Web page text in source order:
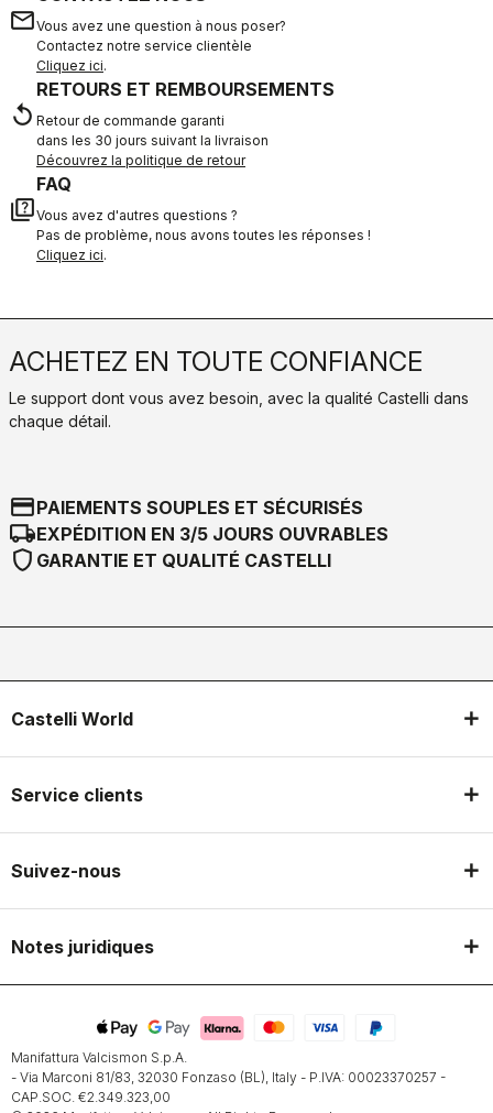
emailVous avez une question à nous poser?
Contactez notre service clientèle
Cliquez ici.
replay
RETOURS ET REMBOURSEMENTS
Retour de commande garanti
dans les 30 jours suivant la livraison
Découvrez la politique de retour
quiz
FAQ
Vous avez d'autres questions ?
Pas de problème, nous avons toutes les réponses !
Cliquez ici.
ACHETEZ EN TOUTE CONFIANCE
Le support dont vous avez besoin, avec la qualité Castelli dans
chaque détail.
credit_cardPAIEMENTS SOUPLES ET SÉCURISÉS
local_shippingEXPÉDITION EN 3/5 JOURS OUVRABLES
shield GARANTIE ET QUALITÉ CASTELLI
Castelli World
Service clients
Suivez-nous
Notes juridiques
Manifattura Valcismon S.p.A.
- Via Marconi 81/83, 32030 Fonzaso (BL), Italy - P.IVA: 00023370257 -
CAP.SOC. €2.349.323,00